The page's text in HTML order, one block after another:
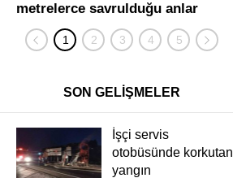
metrelerce savrulduğu anlar
güvenlik kamerasında
SON GELİŞMELER
İşçi servis
otobüsünde korkutan
yangın